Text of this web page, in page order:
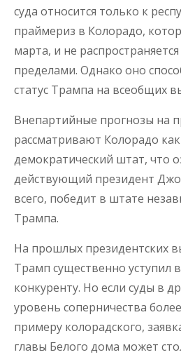
суда относится только к
праймериз в Колорадо,
марта, и не
пределами. Однако оно
статус Трампа на всеобщих
Внепартийные прогнозы на
рассматривают Колорадо
демократический штат, что
действующий президент Джо
всего, победит в штате
Трампа.
На прошлых президентских
Трамп существенно уступил
конкуренту. Но если суды в
уровень соперничества
примеру колорадского,
главы Белого дома может